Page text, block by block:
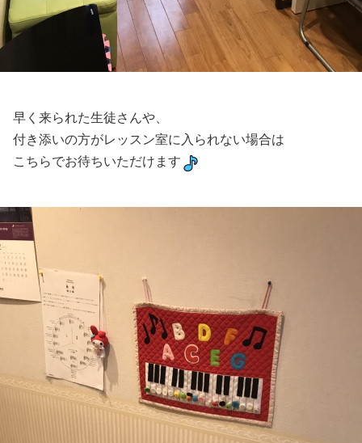
早く来られた生徒さんや、
付き添いの方がレッスン室に入られない場合は
こちらでお待ちいただけます